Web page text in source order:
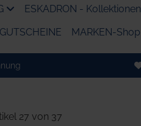
ESKADRON - Kollektionen
GUTSCHEINE MARKEN-Shop
27 von 37